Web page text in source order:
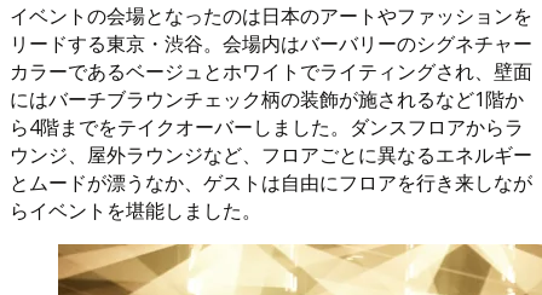
イベントの会場となったのは日本のアートやファッションを
リードする東京・渋谷。会場内はバーバリーのシグネチャー
カラーであるベージュとホワイトでライティングされ、壁面
にはバーチブラウンチェック柄の装飾が施されるなど1階か
ら4階までをテイクオーバーしました。ダンスフロアからラ
ウンジ、屋外ラウンジなど、フロアごとに異なるエネルギー
とムードが漂うなか、ゲストは自由にフロアを行き来しなが
らイベントを堪能しました。